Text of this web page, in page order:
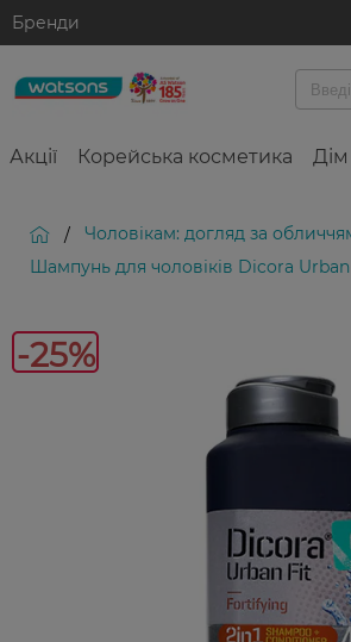
Бренди
Акції Корейська косметика Дім
/ Чоловікам: догляд за
Шампунь для чоловіків Dicora
-25%